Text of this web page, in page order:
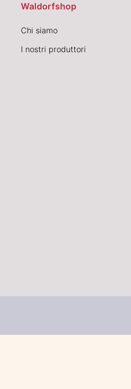
Waldorfshop
Chi siamo
I nostri produttori